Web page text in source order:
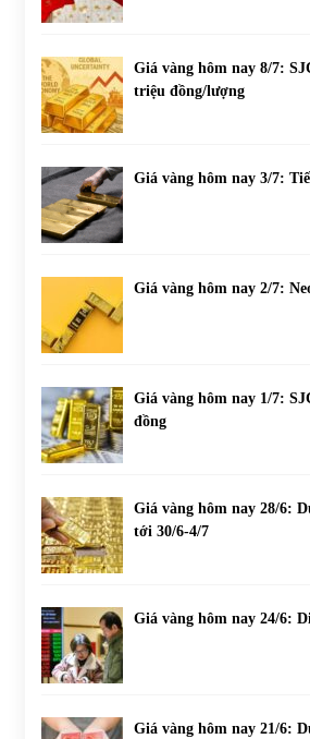
Giá vàng hôm nay 8/7:
triệu đồng/lượng
Giá vàng hôm nay 3/7:
Giá vàng hôm nay 2/7:
Giá vàng hôm nay 1/7:
đồng
Giá vàng hôm nay 28/6:
tới 30/6-4/7
Giá vàng hôm nay 24/6:
Giá vàng hôm nay 21/6: